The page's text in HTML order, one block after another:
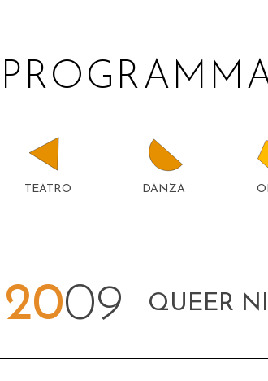
CARTELLONE 2026
GRADUS I ED.
QUADERNI RPF
NEWS
TEATRO DANZA
2009 QUEER